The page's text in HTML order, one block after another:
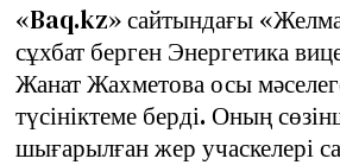
«Baq.kz» сайтындағы
сұхбат берген Энергетика
Жанат Жахметова осы
түсініктеме берді. Оның
шығарылған жер учаскелері